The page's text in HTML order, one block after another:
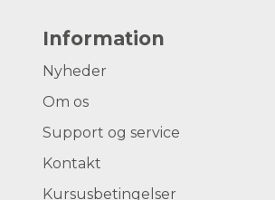
Information
Nyheder
Om os
Support og service
Kontakt
Kursusbetingelser